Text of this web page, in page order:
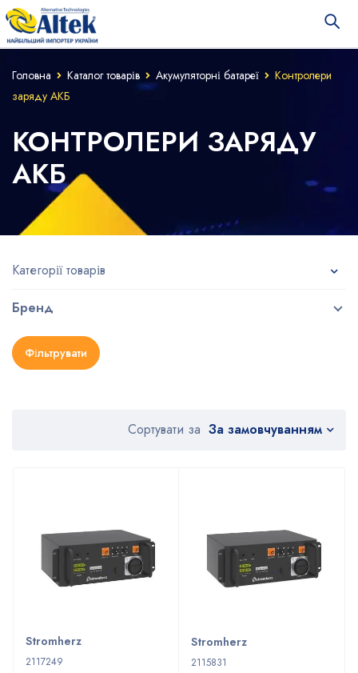
Головна Каталог товарів Акумуляторні батареї
Контролери
заряду АКБ
КОНТРОЛЕРИ ЗАРЯДУ
АКБ
Категорії товарів
Бренд
Фільтрувати
Сортувати за За замовчуванням
Stromherz
2117249
Stromherz
2115831